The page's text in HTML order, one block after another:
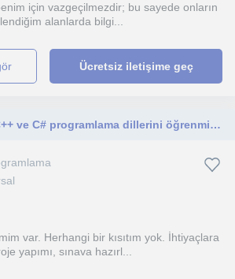
için vazgeçilmezdir; bu sayede onların
alanlarda bilgi...
Ücretsiz iletişime geç
Sizlere python, C, C++ ve C# programlama dillerini öğrenmizde ve gerçek hayat uygulamaları yapmanızda yardımcı olabilirim.
var. Herhangi bir kısıtım yok. İhtiyaçlara
yapımı, sınava hazırl...